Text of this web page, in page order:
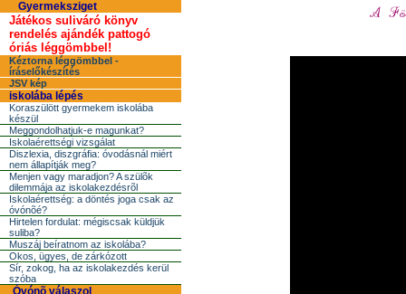
Gyermeksziget
Játékos suliváró könyv
rendelés ajándék pattogó
óriás léggömbbel!
Kéztorna léggömbbel -
íráselőkészítés
JSV kép
iskolába lépés
Koraszülött gyermekem iskolába
készül
Meggondolhatjuk-e magunkat?
Iskolaérettségi vizsgálat
Diszlexia, diszgráfia: óvodásnál miért
nem állapítják meg?
Menjen vagy maradjon? A szülõk
dilemmája az iskolakezdésrõl
Iskolaérettség: a döntés joga csak az
óvónõé?
Hirtelen fordulat: mégiscsak küldjük
suliba?
Muszáj beíratnom az iskolába?
Okos, ügyes, de zárkózott
Sír, zokog, ha az iskolakezdés kerül
szóba
Óvónõ válaszol